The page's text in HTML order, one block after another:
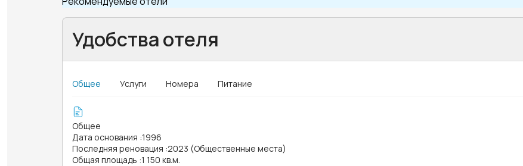
Удобства отеля
Общее Услуги Номера Питание
Общее
Дата основания :1996
Последняя реновация :2023 (Общественные места)
Общая площадь :1 150 кв.м.